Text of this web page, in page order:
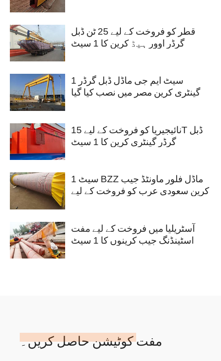
قطر کو فروخت کے لیے 25 ٹن ڈبل
گرڈر اوور ہیڈ کرین کا 1 سیٹ
1 سیٹ ایم جی ماڈل ڈبل گرڈر
گینٹری کرین مصر میں نصب کیا گیا
نائیجیریا کو فروخت کے لیے 15T ڈبل
گرڈر گینٹری کرین کا 1 سیٹ
1 سیٹ BZZ ماڈل فلور ماونٹڈ جیب
کرین سعودی عرب کو فروخت کے لیے
آسٹریلیا میں فروخت کے لیے مفت
اسٹینڈنگ جیب کرینوں کا 1 سیٹ
مفت کوٹیشن حاصل کریں۔